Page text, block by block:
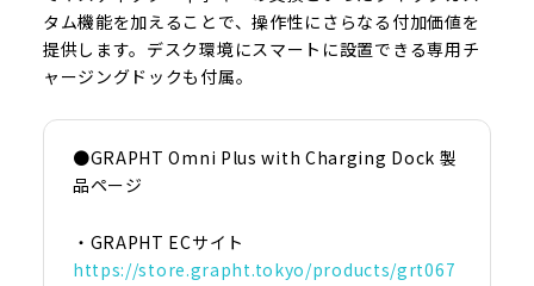
タム機能を加えることで、操作性にさらなる付加価値を
提供します。デスク環境にスマートに設置できる専用チ
ャージングドックも付属。
●GRAPHT Omni Plus with Charging Dock 製
品ページ
・GRAPHT ECサイト
https://store.grapht.tokyo/products/grt067